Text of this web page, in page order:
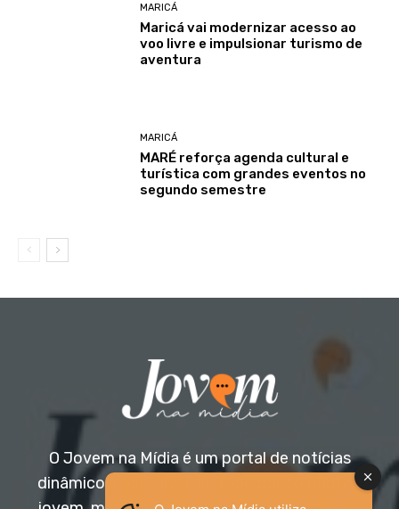
MARICÁ
Maricá vai modernizar acesso ao
voo livre e impulsionar turismo de
aventura
MARICÁ
MARÉ reforça agenda cultural e
turística com grandes eventos no
segundo semestre
O Jovem na Mídia é um portal de notícias
dinâmico e acessível, voltado para o público